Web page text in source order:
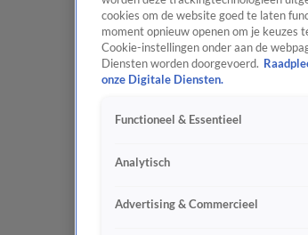
cookies om de website goed te laten
moment opnieuw openen om je keuzes
Cookie-instellingen onder aan de
Diensten worden doorgevoerd.
onze Digitale Diensten.
Functioneel & Essentieel
Analytisch
Advertising & Commercieel